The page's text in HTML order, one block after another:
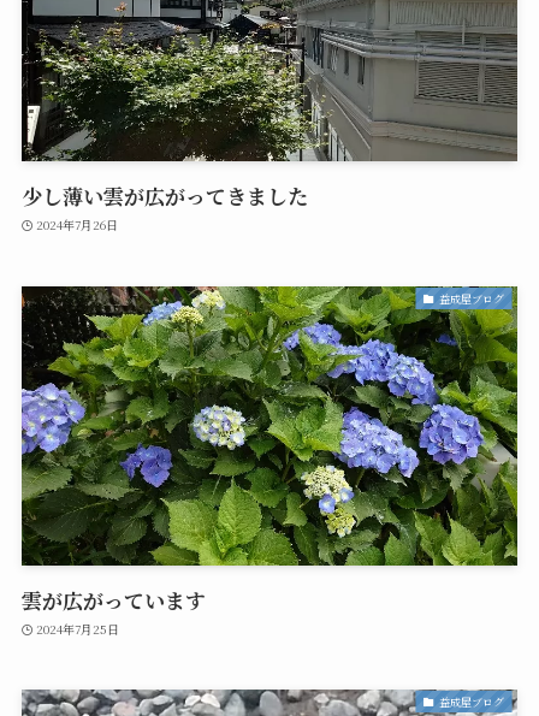
少し薄い雲が広がってきました
2024年7月26日
益成屋ブログ
雲が広がっています
2024年7月25日
益成屋ブログ